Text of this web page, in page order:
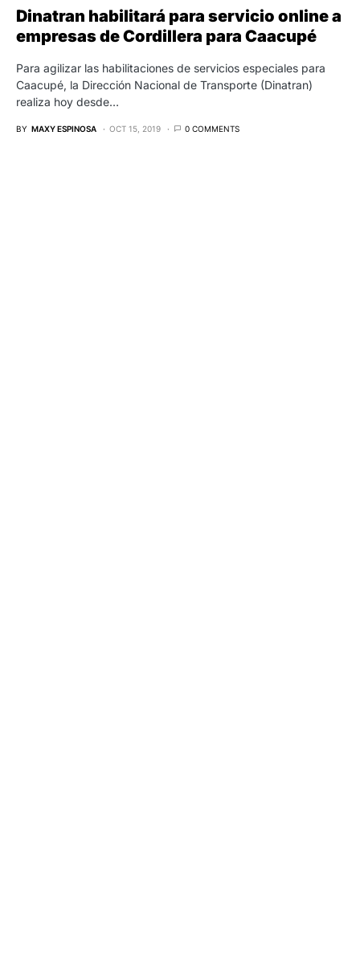
Dinatran habilitará para servicio online a
empresas de Cordillera para Caacupé
Para agilizar las habilitaciones de servicios especiales para
Caacupé, la Dirección Nacional de Transporte (Dinatran)
realiza hoy desde…
BY MAXY ESPINOSA OCT 15, 2019 0 COMMENTS